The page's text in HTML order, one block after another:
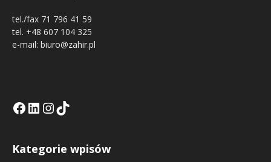
tel./fax 71 796 41 59
tel. +48 607 104 325
e-mail: biuro@zahir.pl
Facebook
LinkedIn
Tik Tok KEInstagramm KE
Kategorie wpisów